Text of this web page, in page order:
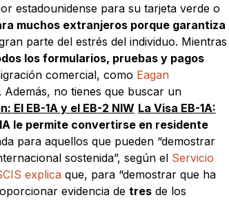
estadounidense para su tarjeta verde o
muchos extranjeros porque garantiza
parte del estrés del individuo. Mientras
los formularios, pruebas y pagos
comercial, como Eagan
no tienes que buscar un
El EB-1A y el EB-2 NIW La Visa EB-1A:
le permite convertirse en residente
para aquellos que pueden “demostrar
sostenida”, según el Servicio
explica que, para “demostrar que ha
evidencia de tres de los